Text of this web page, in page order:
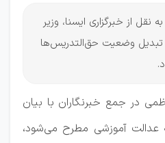
نقل از خبرگزاری ایسنا، وزیر
تبدیل وضعیت حق‌التدریس‌ها
در جمع خبرنگاران با بیان
عدالت آموزشی مطرح می‌شود،